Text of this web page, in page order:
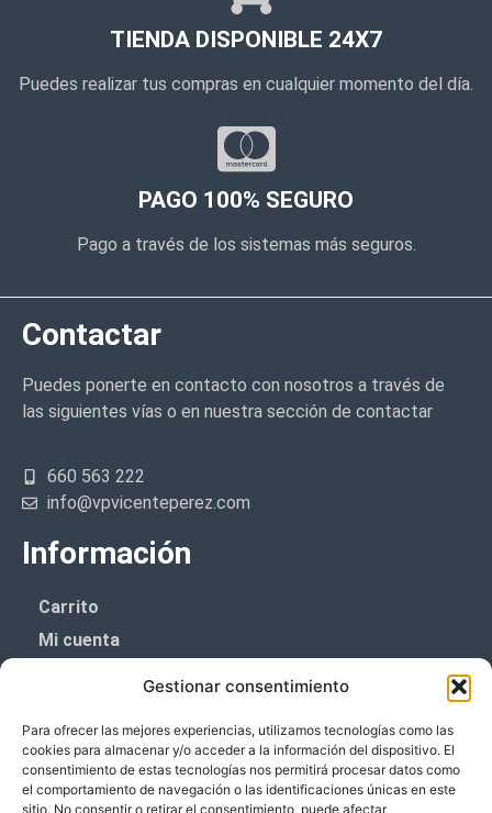
Gestionar consentimiento
Para ofrecer las mejores experiencias, utilizamos tecnologías como las
cookies para almacenar y/o acceder a la información del dispositivo. El
consentimiento de estas tecnologías nos permitirá procesar datos como
el comportamiento de navegación o las identificaciones únicas en este
sitio. No consentir o retirar el consentimiento, puede afectar
TIENDA DISPONIBLE 24X7
Puedes realizar tus compras en cualquier momento del día.
PAGO 100% SEGURO
Pago a través de los sistemas más seguros.
Contactar
Puedes ponerte en contacto con nosotros a través de
las siguientes vías o en nuestra sección de contactar
660 563 222
info@vpvicenteperez.com
Información
Carrito
Mi cuenta
Política de cookies (UE)
Boletín de noticias